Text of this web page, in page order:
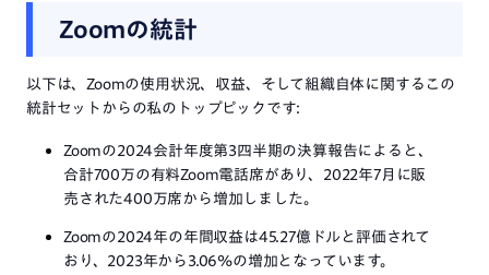
Zoomの統計
以下は、Zoomの使用状況、収益、そして組織自体に関するこの
統計セットからの私のトップピックです:
Zoomの2024会計年度第3四半期の決算報告によると、
合計700万の有料Zoom電話席があり、2022年7月に販
売された400万席から増加しました。
Zoomの2024年の年間収益は45.27億ドルと評価されて
おり、2023年から3.06%の増加となっています。